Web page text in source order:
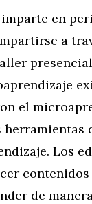
en
a
el
Los
contenidos
de